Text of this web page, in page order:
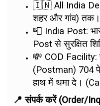
🇮🇳 All India
शहर और गांव) तक।
📮 India Post:
Post से सुरक्षित
💸 COD Facility:
(Postman) 704
हाथ में थमा दे।
📍 संपर्क करें (Order/